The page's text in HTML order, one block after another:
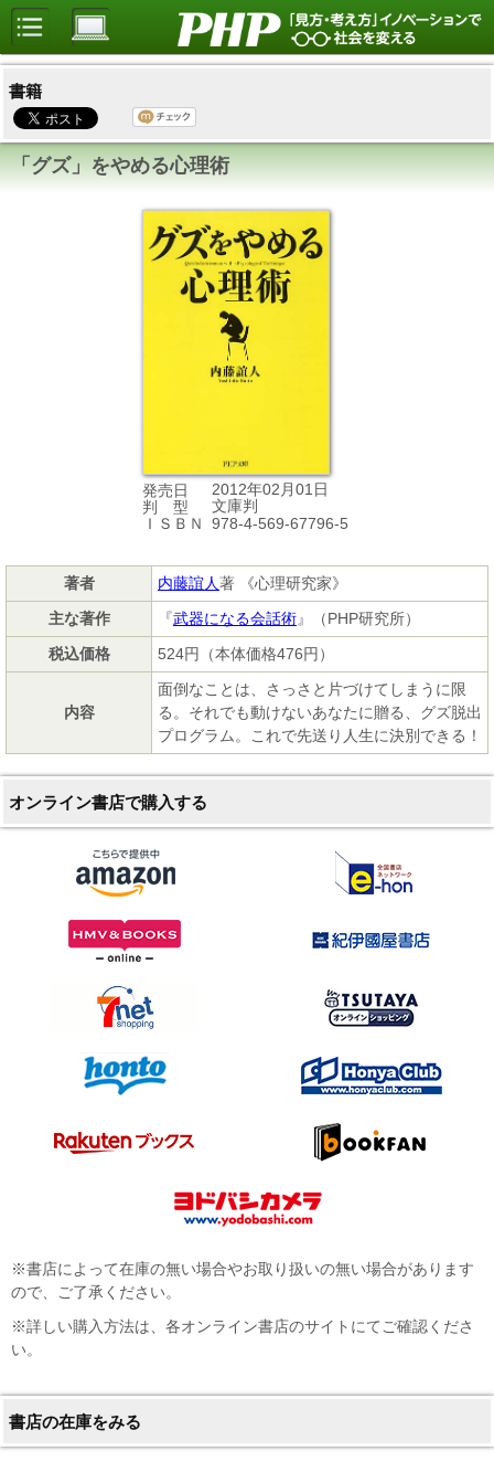
書籍
「グズ」をやめる心理術
発売日
2012年02月01日
判 型
文庫判
ＩＳＢＮ
978-4-569-67796-5
著者 内藤誼人著 《心理研究家》
主な著作
『武器になる会話術』（PHP研究所）
税込価格
524円（本体価格476円）
内容
面倒なことは、さっさと片づけてしまうに限
る。それでも動けないあなたに贈る、グズ脱出
プログラム。これで先送り人生に決別できる！
オンライン書店で購入する
※書店によって在庫の無い場合やお取り扱いの無い場合があります
ので、ご了承ください。
※詳しい購入方法は、各オンライン書店のサイトにてご確認くださ
い。
書店の在庫をみる